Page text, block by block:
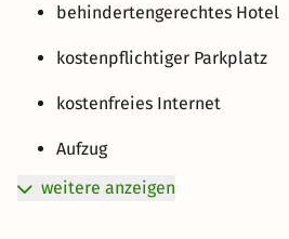
behindertengerechtes Hotel
kostenpflichtiger Parkplatz
kostenfreies Internet
Aufzug
weitere anzeigen